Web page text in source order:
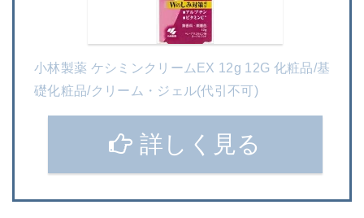
小林製薬 ケシミンクリームEX 12g 12G 化粧品/基
礎化粧品/クリーム・ジェル(代引不可)
詳しく見る